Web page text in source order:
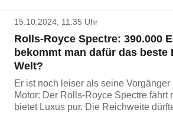
15.10.2024, 11:35 Uhr
Rolls-Royce Spectre: 390.000
bekommt man dafür das beste
Welt?
Er ist noch leiser als seine
Motor: Der Rolls-Royce Spectre fährt
bietet Luxus pur. Die Reichweite